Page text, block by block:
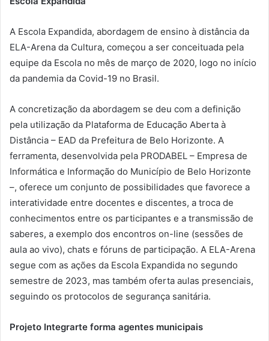
A Escola Expandida, abordagem de ensino à distância da
ELA-Arena da Cultura, começou a ser conceituada pela
equipe da Escola no mês de março de 2020, logo no início
da pandemia da Covid-19 no Brasil.
A concretização da abordagem se deu com a definição
pela utilização da Plataforma de Educação Aberta à
Distância – EAD da Prefeitura de Belo Horizonte. A
ferramenta, desenvolvida pela PRODABEL – Empresa de
Informática e Informação do Município de Belo Horizonte
–, oferece um conjunto de possibilidades que favorece a
interatividade entre docentes e discentes, a troca de
conhecimentos entre os participantes e a transmissão de
saberes, a exemplo dos encontros on-line (sessões de
aula ao vivo), chats e fóruns de participação. A ELA-Arena
segue com as ações da Escola Expandida no segundo
semestre de 2023, mas também oferta aulas presenciais,
seguindo os protocolos de segurança sanitária.
Projeto Integrarte forma agentes municipais